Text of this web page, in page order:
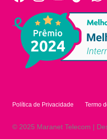
Política de Privacidade Termo
© 2025 Maranet Telecom |